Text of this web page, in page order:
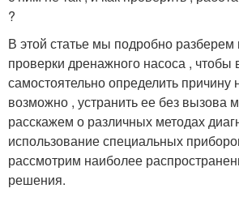
?
В этой статье мы подробно
проверки дренажного насоса , чтобы
самостоятельно определить причину
возможно , устранить ее без вызова
расскажем о различных методах
использование специальных
рассмотрим наиболее
решения.